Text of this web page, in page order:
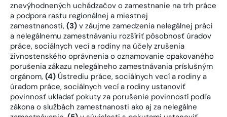
znevýhodnených uchádzačov o zamestnanie na trh práce
a podpora rastu regionálnej a miestnej
zamestnanosti, (3) v záujme zamedzenia nelegálnej práci
a nelegálnemu zamestnávaniu rozšíriť pôsobnosť úradov
práce, sociálnych vecí a rodiny na účely zrušenia
živnostenského oprávnenia o oznamovanie opakovaného
porušenia zákazu nelegálneho zamestnávania príslušným
orgánom, (4) Ústrediu práce, sociálnych vecí a rodiny a
úradom práce, sociálnych vecí a rodiny ustanoviť
povinnosť ukladať pokuty za porušenie povinností podľa
zákona o službách zamestnanosti ako aj za nelegálne